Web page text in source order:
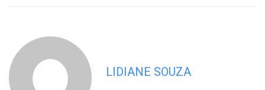
LIDIANE SOUZA